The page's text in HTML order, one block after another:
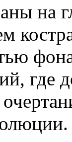
на
где